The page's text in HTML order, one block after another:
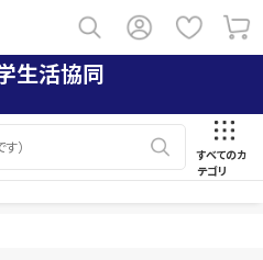
生活協同
すべてのカ
テゴリ